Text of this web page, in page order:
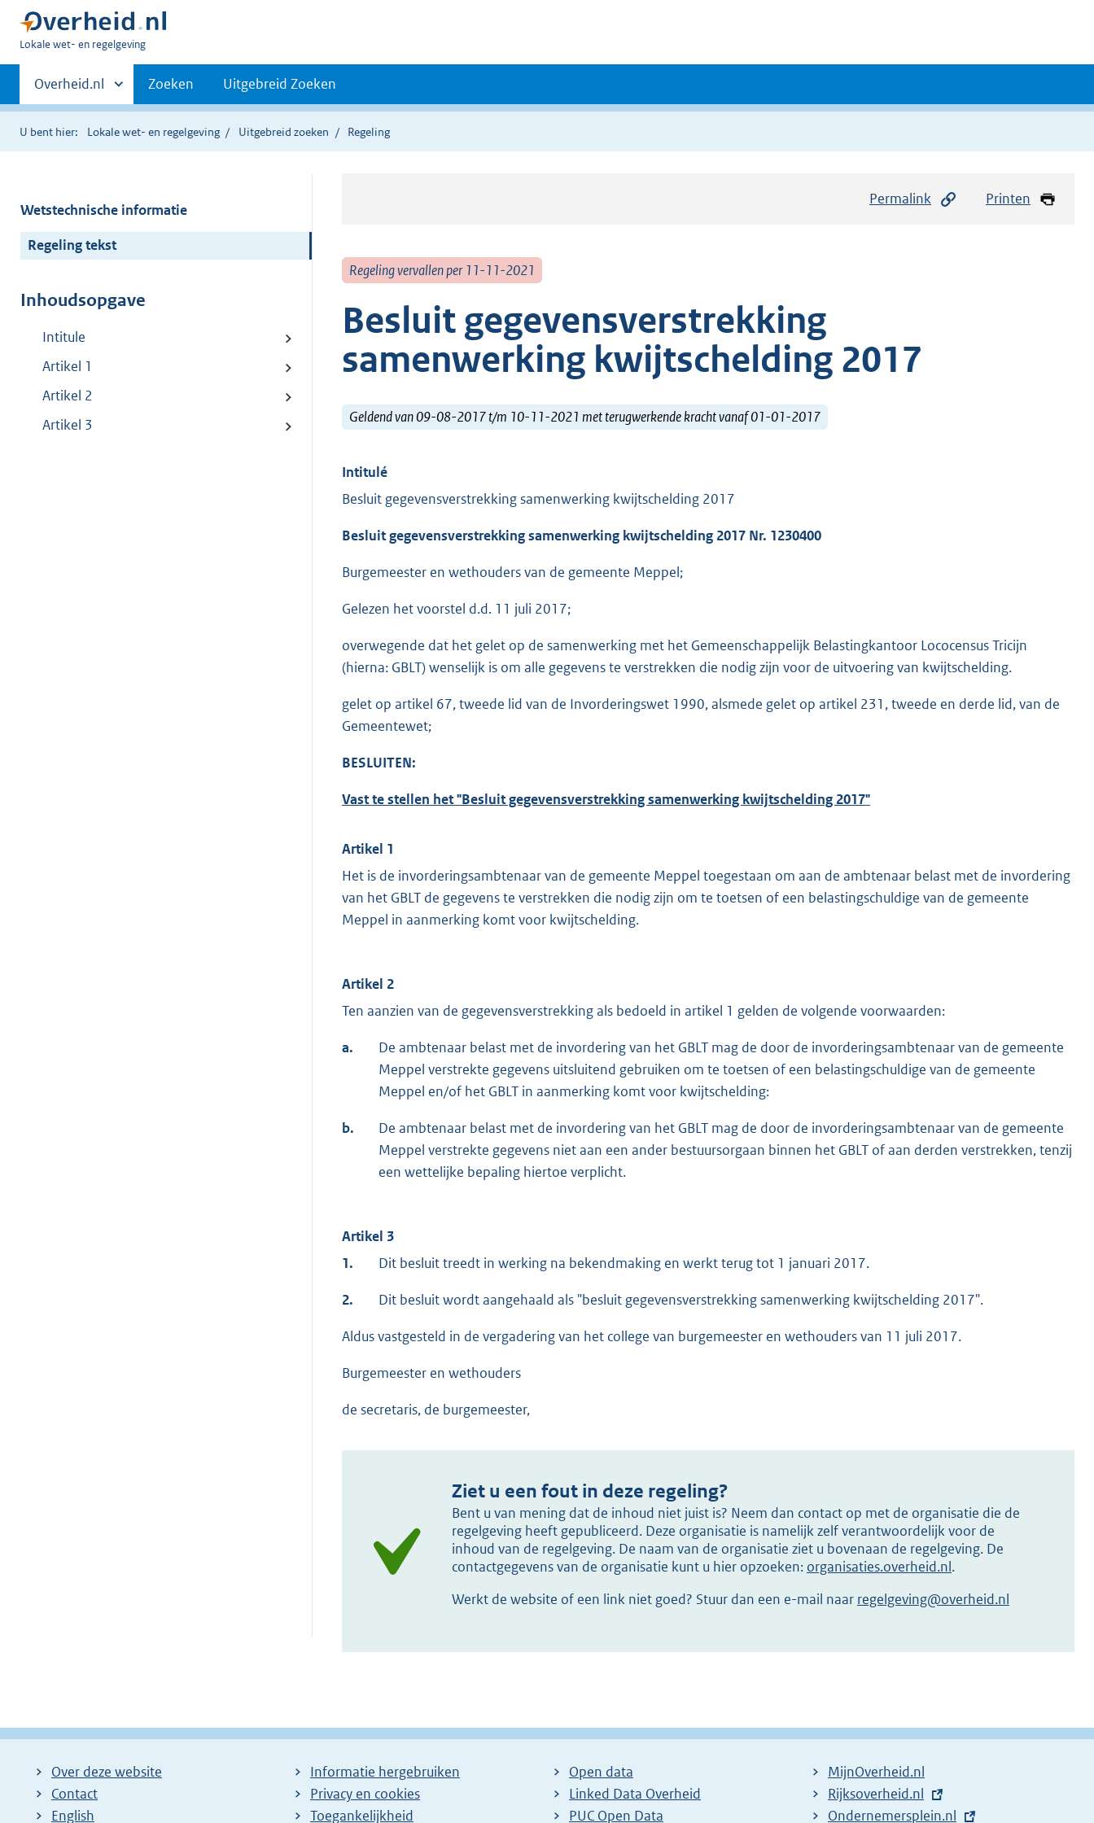
U
hier:
Lokale wet- en regelgeving
Primaire
navigatie
Andere
sites
binnen
Overheid.nl Zoeken Uitgebreid Zoeken
U bent hier: Lokale wet- en regelgeving Uitgebreid zoeken Regeling
Wetstechnische informatie
Regeling tekst
Inhoudsopgave
Intitule
Artikel 1
Artikel 2
Artikel 3
Permalink Printen
Regeling vervallen per 11-11-2021
Besluit gegevensverstrekking
samenwerking kwijtschelding 2017
Geldend van 09-08-2017 t/m 10-11-2021 met terugwerkende kracht vanaf 01-01-2017
Intitulé
Besluit gegevensverstrekking samenwerking kwijtschelding 2017
Besluit gegevensverstrekking samenwerking kwijtschelding 2017 Nr. 1230400
Burgemeester en wethouders van de gemeente Meppel;
Gelezen het voorstel d.d. 11 juli 2017;
overwegende dat het gelet op de samenwerking met het Gemeenschappelijk Belastingkantoor Lococensus Tricijn
(hierna: GBLT) wenselijk is om alle gegevens te verstrekken die nodig zijn voor de uitvoering van kwijtschelding.
gelet op artikel 67, tweede lid van de Invorderingswet 1990, alsmede gelet op artikel 231, tweede en derde lid, van de
Gemeentewet;
BESLUITEN:
Vast te stellen het "Besluit gegevensverstrekking samenwerking kwijtschelding 2017"
Artikel 1
Het is de invorderingsambtenaar van de gemeente Meppel toegestaan om aan de ambtenaar belast met de invordering
van het GBLT de gegevens te verstrekken die nodig zijn om te toetsen of een belastingschuldige van de gemeente
Meppel in aanmerking komt voor kwijtschelding.
Artikel 2
Ten aanzien van de gegevensverstrekking als bedoeld in artikel 1 gelden de volgende voorwaarden:
a.
De ambtenaar belast met de invordering van het GBLT mag de door de invorderingsambtenaar van de gemeente
Meppel verstrekte gegevens uitsluitend gebruiken om te toetsen of een belastingschuldige van de gemeente
Meppel en/of het GBLT in aanmerking komt voor kwijtschelding:
b.
De ambtenaar belast met de invordering van het GBLT mag de door de invorderingsambtenaar van de gemeente
Meppel verstrekte gegevens niet aan een ander bestuursorgaan binnen het GBLT of aan derden verstrekken, tenzij
een wettelijke bepaling hiertoe verplicht.
Artikel 3
1.
Dit besluit treedt in werking na bekendmaking en werkt terug tot 1 januari 2017.
2. Dit besluit wordt aangehaald als "besluit gegevensverstrekking samenwerking kwijtschelding 2017".
Aldus vastgesteld in de vergadering van het college van burgemeester en wethouders van 11 juli 2017.
Burgemeester en wethouders
de secretaris, de burgemeester,
Ziet u een fout in deze regeling?
Bent u van mening dat de inhoud niet juist is? Neem dan contact op met de organisatie die de
regelgeving heeft gepubliceerd. Deze organisatie is namelijk zelf verantwoordelijk voor de
inhoud van de regelgeving. De naam van de organisatie ziet u bovenaan de regelgeving. De
contactgegevens van de organisatie kunt u hier opzoeken: organisaties.overheid.nl.
Werkt de website of een link niet goed? Stuur dan een e-mail naar regelgeving@overheid.nl
Over deze website
Contact
English
Informatie hergebruiken
Privacy en cookies
Toegankelijkheid
Open data
Linked Data Overheid
PUC Open Data
MijnOverheid.nl
E
x
Rijksoverheid.nl
E
Ondernemersplein.nl